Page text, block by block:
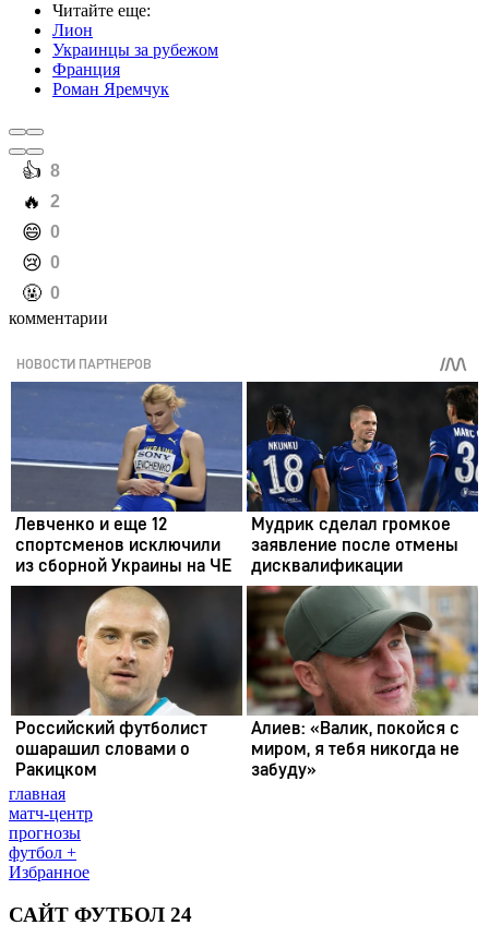
Читайте еще:
Лион
Украинцы за рубежом
Франция
Роман Яремчук
️👍 8
️🔥 2
️😄 0
️😢 0
️🤬 0
комментарии
главная
матч-центр
прогнозы
футбол +
Избранное
САЙТ ФУТБОЛ 24